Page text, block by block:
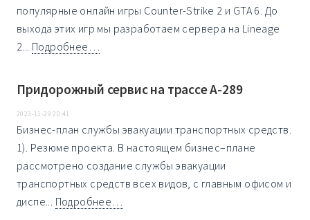
популярные онлайн игры Counter-Strike 2 и GTA 6. До
выхода этих игр мы разработаем сервера на Lineage
2... Подробнее…
Придорожный сервис на трассе А-289
2023-11-29 20:41
Бизнес-план службы эвакуации транспортных средств.
1). Резюме проекта. В настоящем бизнес–плане
рассмотрено создание службы эвакуации
транспортных средств всех видов, с главным офисом и
диспе... Подробнее…